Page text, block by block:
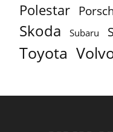
Polestar
Skoda Subaru
Toyota